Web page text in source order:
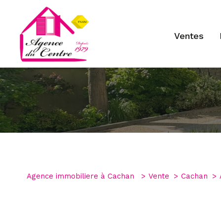
ventes
Agence immobiliere à Cachan Vente Cachan